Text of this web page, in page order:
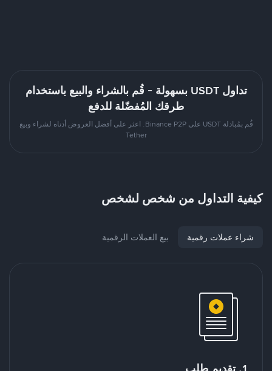
تداول USDT بسهولة - قُم بالشراء والبيع باستخدام
طرقك المُفضّلة للدفع
قُم بمُبادلة USDT على Binance P2P. اعثر على أفضل العروض أدناه لشراء وبيع
Tether
كيفية التداول من شخص لشخص
شراء عملات رقمية بيع العملات الرقمية